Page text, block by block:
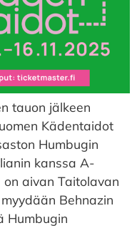
tauon jälkeen
Kädentaidot
Humbugin
kanssa A-
aivan Taitolavan
Behnazin
Humbugin